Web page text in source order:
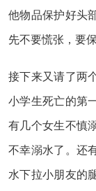
他物品保护好头
先不要慌张，要
接下来又请了两
小学生死亡的第
有几个女生不慎
不幸溺水了。还
水下拉小朋友的